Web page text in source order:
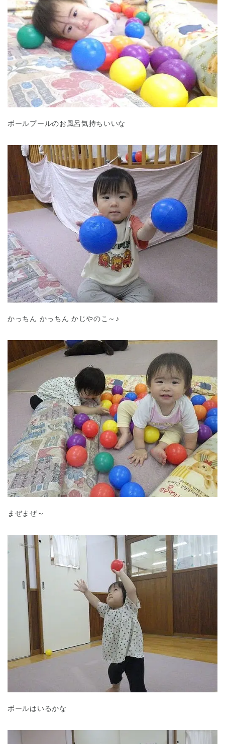
神奈川県 神奈川県 全域
埼玉県
兵庫県 兵庫県 全域
ボールプールのお風呂気持ちいいな
かっちん かっちん かじやのこ～♪
まぜまぜ～
ボールはいるかな